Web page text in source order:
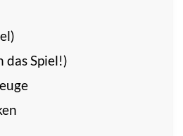
das Spiel!)